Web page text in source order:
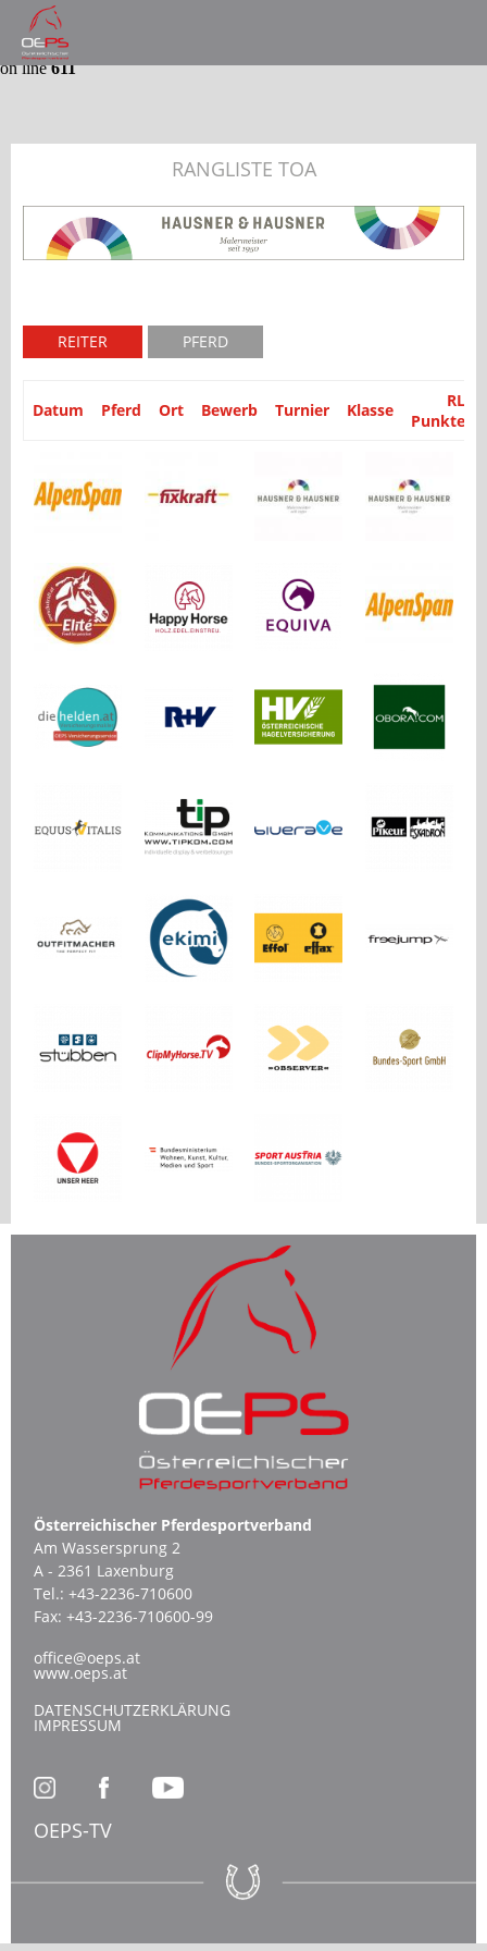
Notice : Trying to get property 'partyid' of non-object in
/var/www/website/module/Application/src/Application/
on line611
RANGLISTE TOA
REITER PFERD
Datum Pferd Ort Bewerb Turnier Klasse
RL
Punkte
Österreichischer Pferdesportverband
Am Wassersprung 2
A - 2361 Laxenburg
Tel.: +43-2236-710600
Fax: +43-2236-710600-99
office@oeps.at
www.oeps.at
DATENSCHUTZERKLÄRUNG
IMPRESSUM
OEPS-TV